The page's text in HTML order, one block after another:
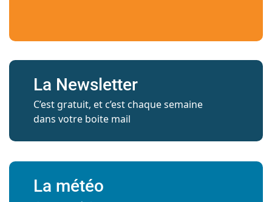
La Newsletter
C’est gratuit, et c’est chaque semaine
dans votre boite mail
La météo